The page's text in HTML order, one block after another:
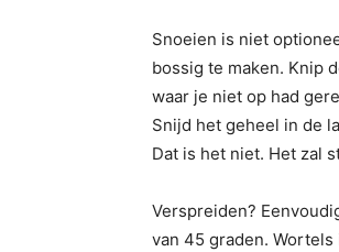
Snoeien is niet
bossig te maken. Knip
waar je niet op had
Snijd het geheel in de
Dat is het niet. Het zal
Verspreiden?
van 45 graden.